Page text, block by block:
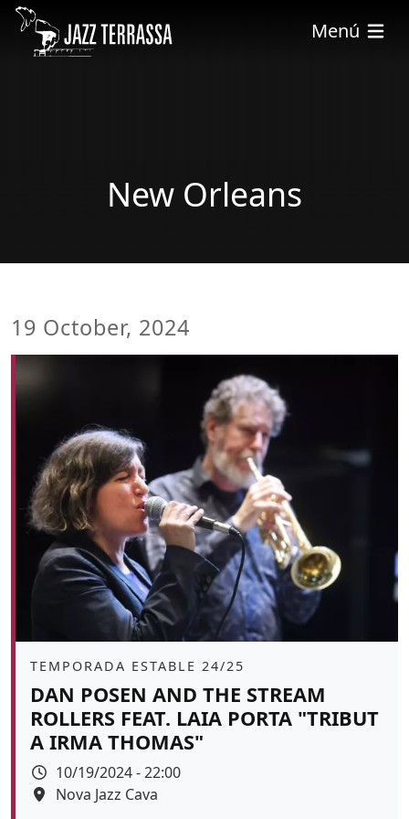
Skip to main content
Menú
New Orleans
19 October, 2024
Àmbit
TEMPORADA ESTABLE 24/25
DAN POSEN AND THE STREAM
ROLLERS FEAT. LAIA PORTA "TRIBUT
A IRMA THOMAS"
Data
10/19/2024 - 22:00
Espai
Nova Jazz Cava